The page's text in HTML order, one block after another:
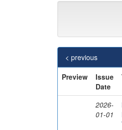
< previous
Preview
Issue
Date
2026-
01-01